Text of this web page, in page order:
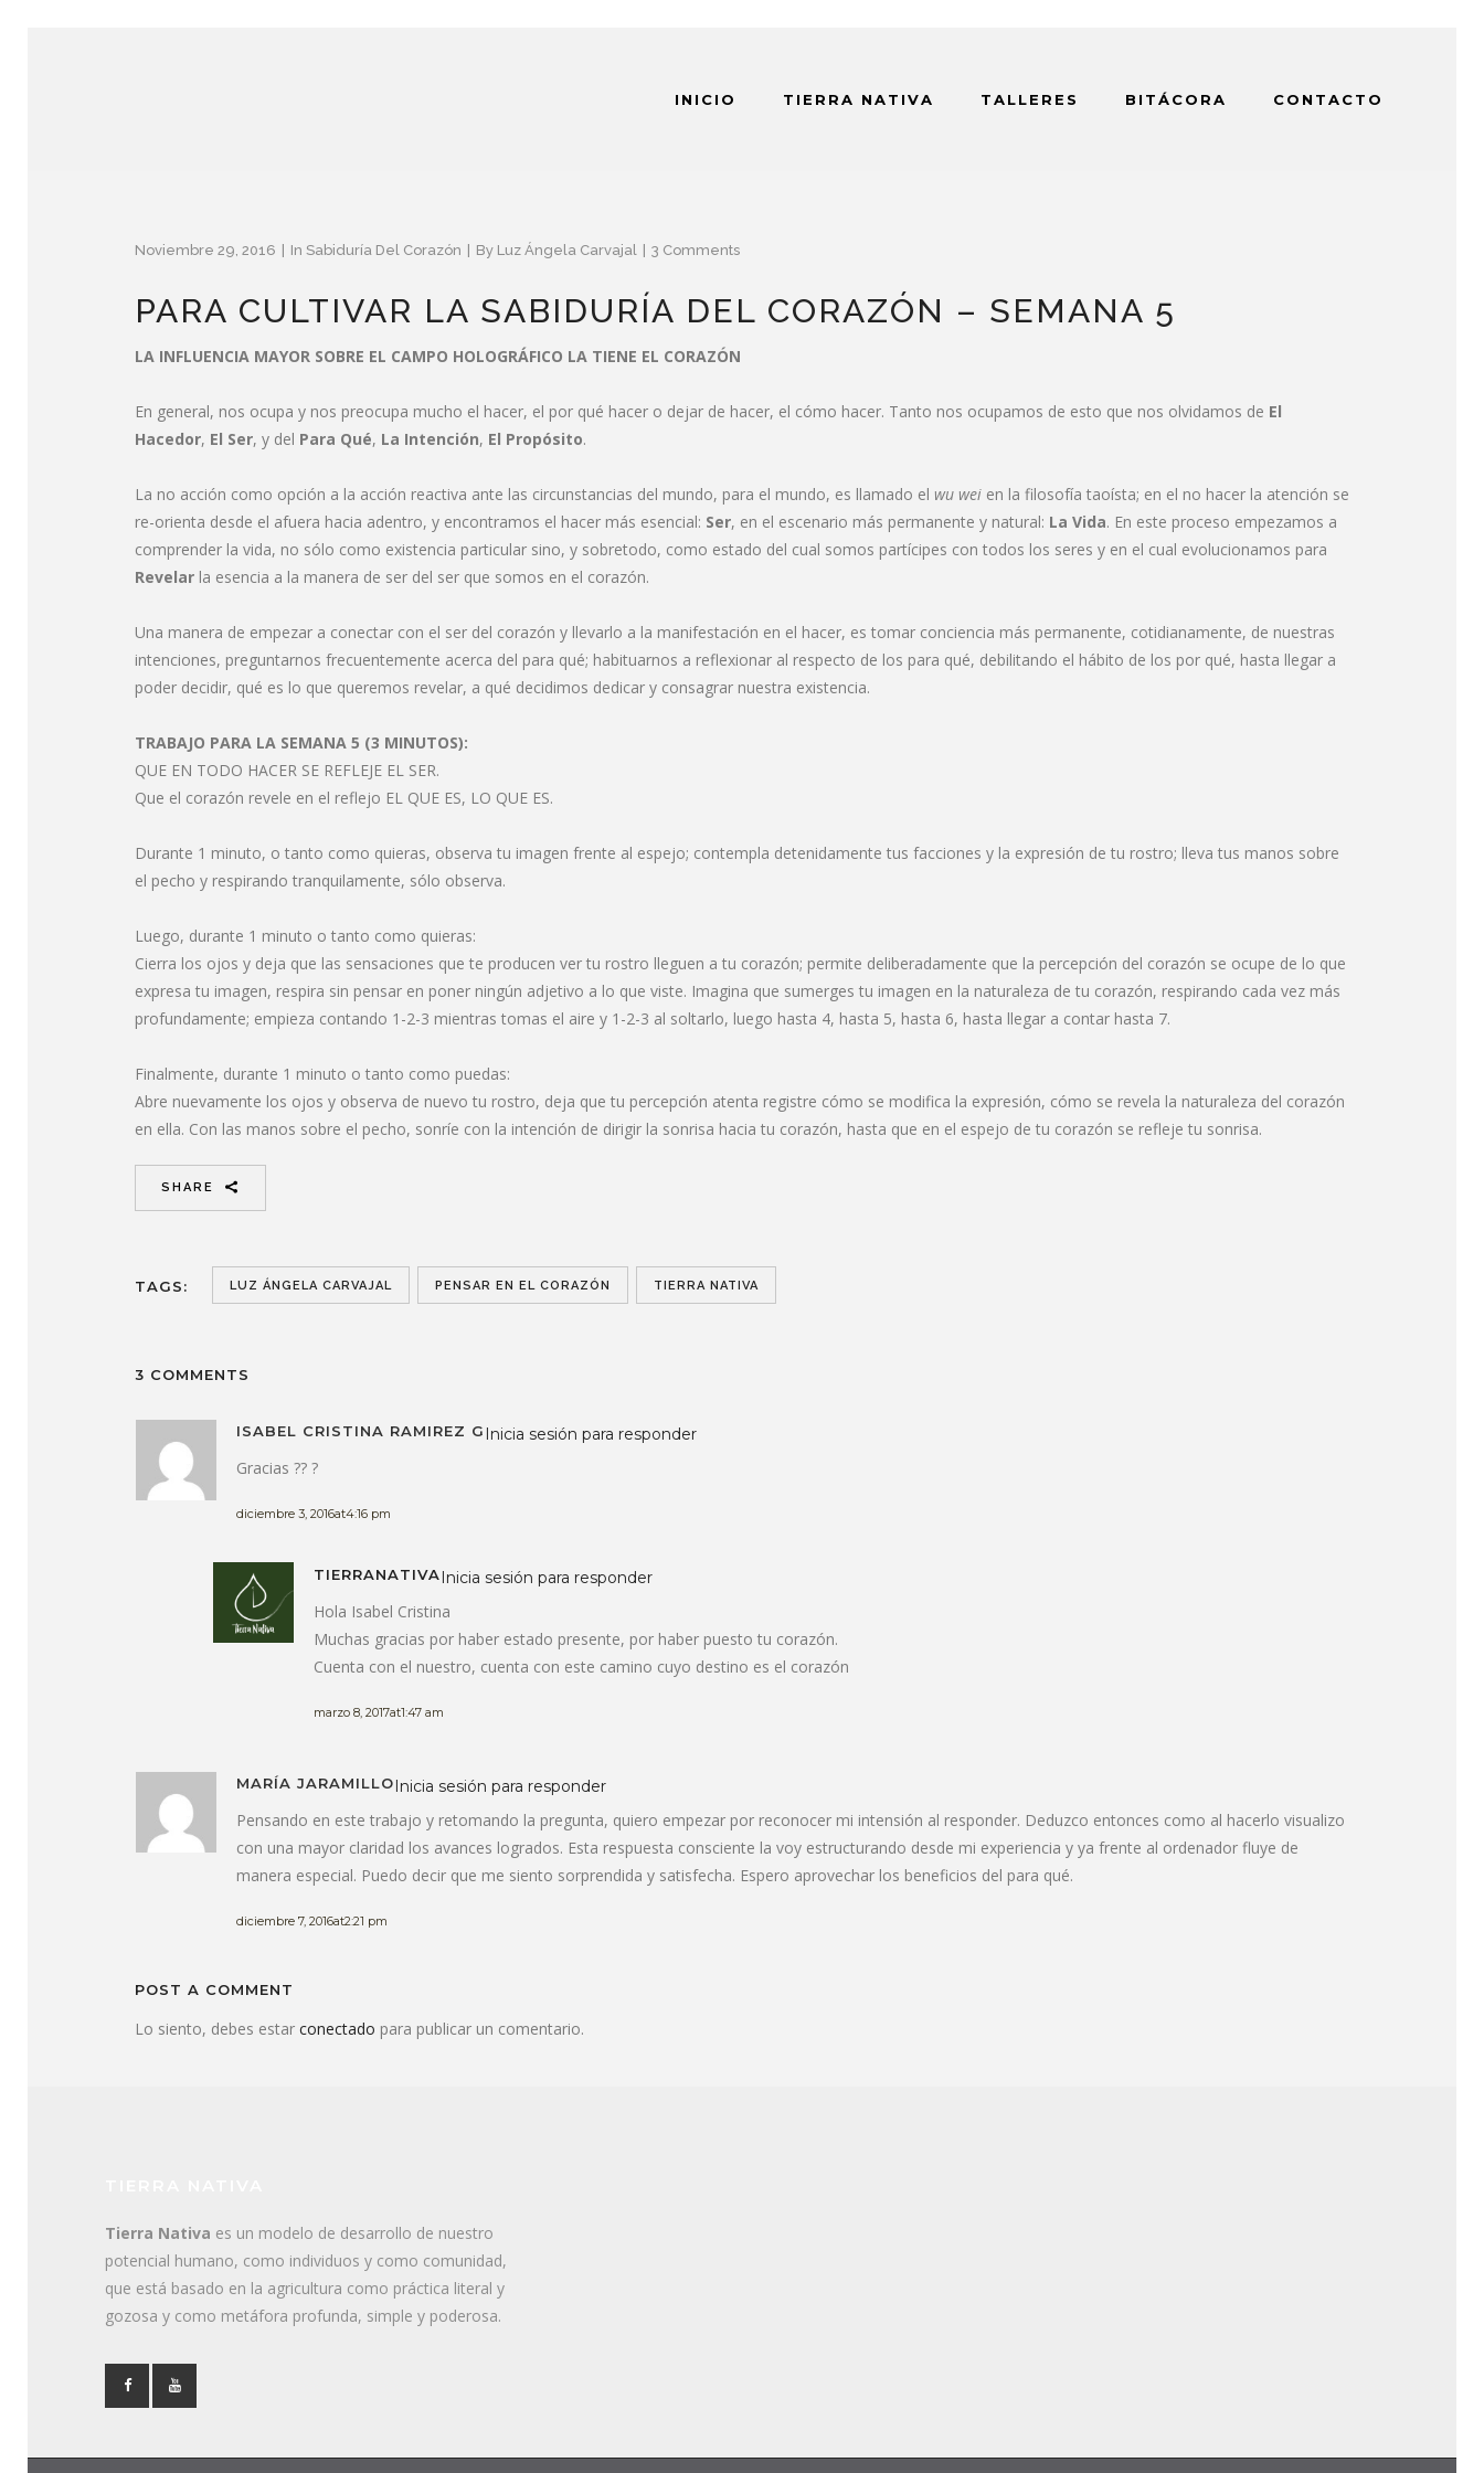
INICIO TIERRA NATIVA TALLERES BITÁCORA CONTACTO
Noviembre 29, 2016 In Sabiduría Del Corazón By Luz Ángela Carvajal 3 Comments
PARA CULTIVAR LA SABIDURÍA DEL CORAZÓN – SEMANA 5
LA INFLUENCIA MAYOR SOBRE EL CAMPO HOLOGRÁFICO LA TIENE EL CORAZÓN
En general, nos ocupa y nos preocupa mucho el hacer, el por qué hacer o dejar de hacer, el cómo hacer. Tanto nos ocupamos de esto que nos olvidamos de El
Hacedor, El Ser, y del Para Qué, La Intención, El Propósito.
La no acción como opción a la acción reactiva ante las circunstancias del mundo, para el mundo, es llamado el wu wei en la filosofía taoísta; en el no hacer la atención se
re-orienta desde el afuera hacia adentro, y encontramos el hacer más esencial: Ser, en el escenario más permanente y natural: La Vida. En este proceso empezamos a
comprender la vida, no sólo como existencia particular sino, y sobretodo, como estado del cual somos partícipes con todos los seres y en el cual evolucionamos para
Revelar la esencia a la manera de ser del ser que somos en el corazón.
Una manera de empezar a conectar con el ser del corazón y llevarlo a la manifestación en el hacer, es tomar conciencia más permanente, cotidianamente, de nuestras
intenciones, preguntarnos frecuentemente acerca del para qué; habituarnos a reflexionar al respecto de los para qué, debilitando el hábito de los por qué, hasta llegar a
poder decidir, qué es lo que queremos revelar, a qué decidimos dedicar y consagrar nuestra existencia.
TRABAJO PARA LA SEMANA 5 (3 MINUTOS):
QUE EN TODO HACER SE REFLEJE EL SER.
Que el corazón revele en el reflejo EL QUE ES, LO QUE ES.
Durante 1 minuto, o tanto como quieras, observa tu imagen frente al espejo; contempla detenidamente tus facciones y la expresión de tu rostro; lleva tus manos sobre
el pecho y respirando tranquilamente, sólo observa.
Luego, durante 1 minuto o tanto como quieras:
Cierra los ojos y deja que las sensaciones que te producen ver tu rostro lleguen a tu corazón; permite deliberadamente que la percepción del corazón se ocupe de lo que
expresa tu imagen, respira sin pensar en poner ningún adjetivo a lo que viste. Imagina que sumerges tu imagen en la naturaleza de tu corazón, respirando cada vez más
profundamente; empieza contando 1-2-3 mientras tomas el aire y 1-2-3 al soltarlo, luego hasta 4, hasta 5, hasta 6, hasta llegar a contar hasta 7.
Finalmente, durante 1 minuto o tanto como puedas:
Abre nuevamente los ojos y observa de nuevo tu rostro, deja que tu percepción atenta registre cómo se modifica la expresión, cómo se revela la naturaleza del corazón
en ella. Con las manos sobre el pecho, sonríe con la intención de dirigir la sonrisa hacia tu corazón, hasta que en el espejo de tu corazón se refleje tu sonrisa.
SHARE
TAGS: LUZ ÁNGELA CARVAJAL PENSAR EN EL CORAZÓN TIERRA NATIVA
3 COMMENTS
ISABEL CRISTINA RAMIREZ G Inicia sesión para responder
Gracias ?? ?
diciembre 3, 2016at4:16 pm
TIERRANATIVAInicia sesión para responder
Hola Isabel Cristina
Muchas gracias por haber estado presente, por haber puesto tu corazón.
Cuenta con el nuestro, cuenta con este camino cuyo destino es el corazón
marzo 8, 2017at1:47 am
MARÍA JARAMILLOInicia sesión para responder
Pensando en este trabajo y retomando la pregunta, quiero empezar por reconocer mi intensión al responder. Deduzco entonces como al hacerlo visualizo
con una mayor claridad los avances logrados. Esta respuesta consciente la voy estructurando desde mi experiencia y ya frente al ordenador fluye de
manera especial. Puedo decir que me siento sorprendida y satisfecha. Espero aprovechar los beneficios del para qué.
diciembre 7, 2016at2:21 pm
POST A COMMENT
Lo siento, debes estar conectado para publicar un comentario.
Tierra Nativa es un modelo de desarrollo de nuestro
potencial humano, como individuos y como comunidad,
que está basado en la agricultura como práctica literal y
gozosa y como metáfora profunda, simple y poderosa.